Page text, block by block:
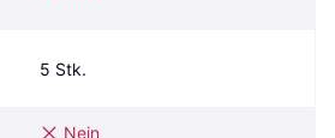
5 Stk.
Nein